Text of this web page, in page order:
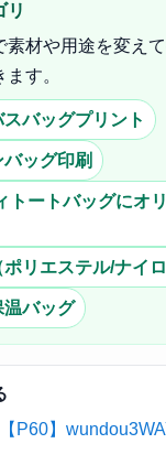
リ
素材や用途を変え
す。
スバッグプリント
ッグ印刷
トートバッグにオ
リエステル/ナイロ
温バッグ
P60】